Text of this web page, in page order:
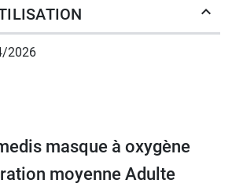
que soit la forme ou la
peut aisément se
transparent dispose d’une
2026
masque à oxygène
moyenne Adulte